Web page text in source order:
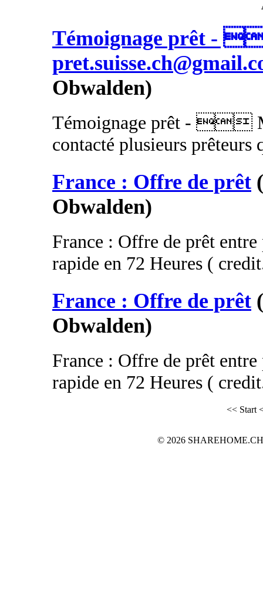
Témoignage prêt -
Obwalden)
Témoignage prêt - 
contacté plusieurs prêteurs
France : Offre de prêt
Obwalden)
France : Offre de prêt
rapide en 72 Heures (
France : Offre de prêt
Obwalden)
France : Offre de prêt
rapide en 72 Heures (
<< Start
© 2026